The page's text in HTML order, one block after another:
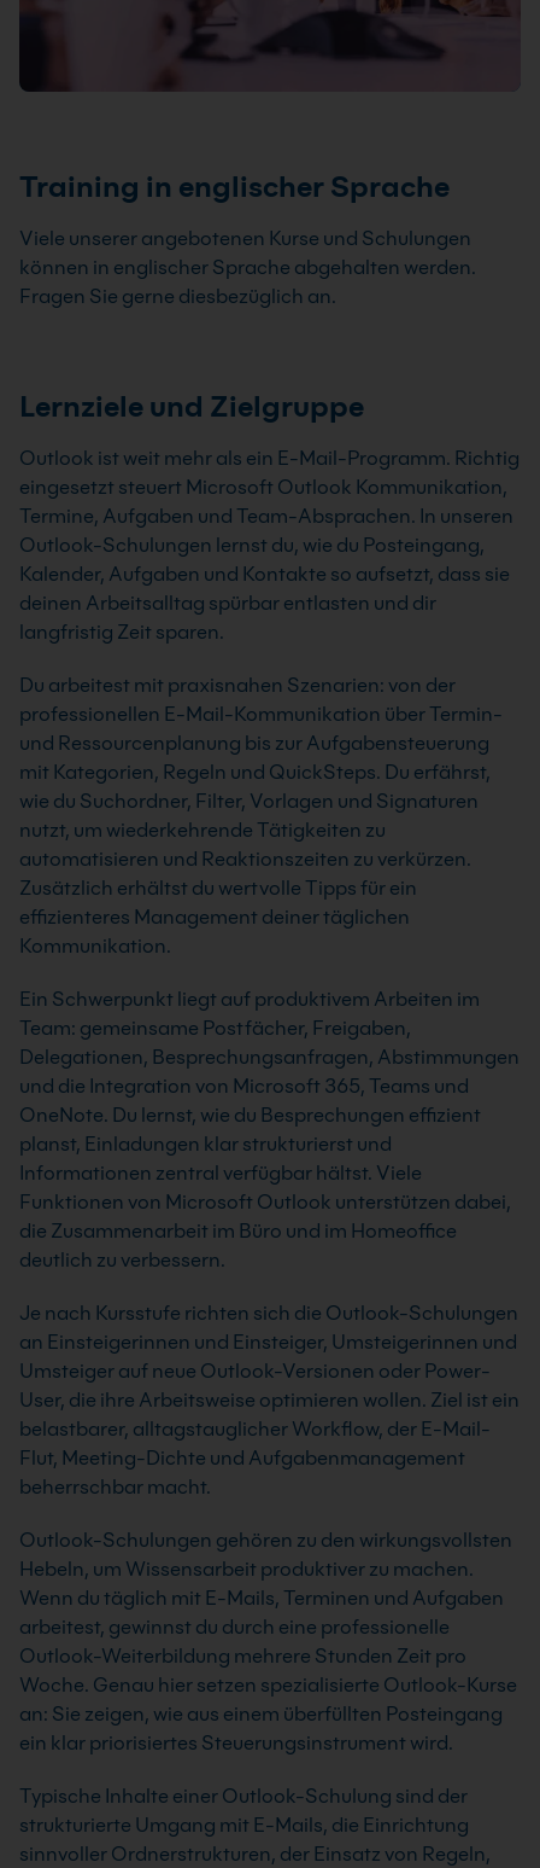
Training in englischer Sprache
Viele unserer angebotenen Kurse und Schulungen
können in englischer Sprache abgehalten werden.
Fragen Sie gerne diesbezüglich an.
Lernziele und Zielgruppe
Outlook ist weit mehr als ein E-Mail-Programm. Richtig
eingesetzt steuert Microsoft Outlook Kommunikation,
Termine, Aufgaben und Team-Absprachen. In unseren
Outlook-Schulungen lernst du, wie du Posteingang,
Kalender, Aufgaben und Kontakte so aufsetzt, dass sie
deinen Arbeitsalltag spürbar entlasten und dir
langfristig Zeit sparen.
Du arbeitest mit praxisnahen Szenarien: von der
professionellen E-Mail-Kommunikation über Termin-
und Ressourcenplanung bis zur Aufgabensteuerung
mit Kategorien, Regeln und QuickSteps. Du erfährst,
wie du Suchordner, Filter, Vorlagen und Signaturen
nutzt, um wiederkehrende Tätigkeiten zu
automatisieren und Reaktionszeiten zu verkürzen.
Zusätzlich erhältst du wertvolle Tipps für ein
effizienteres Management deiner täglichen
Kommunikation.
Ein Schwerpunkt liegt auf produktivem Arbeiten im
Team: gemeinsame Postfächer, Freigaben,
Delegationen, Besprechungsanfragen, Abstimmungen
und die Integration von Microsoft 365, Teams und
OneNote. Du lernst, wie du Besprechungen effizient
planst, Einladungen klar strukturierst und
Informationen zentral verfügbar hältst. Viele
Funktionen von Microsoft Outlook unterstützen dabei,
die Zusammenarbeit im Büro und im Homeoffice
deutlich zu verbessern.
Je nach Kursstufe richten sich die Outlook-Schulungen
an Einsteigerinnen und Einsteiger, Umsteigerinnen und
Umsteiger auf neue Outlook-Versionen oder Power-
User, die ihre Arbeitsweise optimieren wollen. Ziel ist ein
belastbarer, alltagstauglicher Workflow, der E-Mail-
Flut, Meeting-Dichte und Aufgabenmanagement
beherrschbar macht.
Outlook-Schulungen gehören zu den wirkungsvollsten
Hebeln, um Wissensarbeit produktiver zu machen.
Wenn du täglich mit E-Mails, Terminen und Aufgaben
arbeitest, gewinnst du durch eine professionelle
Outlook-Weiterbildung mehrere Stunden Zeit pro
Woche. Genau hier setzen spezialisierte Outlook-Kurse
an: Sie zeigen, wie aus einem überfüllten Posteingang
ein klar priorisiertes Steuerungsinstrument wird.
Typische Inhalte einer Outlook-Schulung sind der
strukturierte Umgang mit E-Mails, die Einrichtung
sinnvoller Ordnerstrukturen, der Einsatz von Regeln,